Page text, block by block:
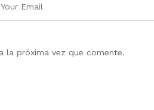
la próxima vez que comente.